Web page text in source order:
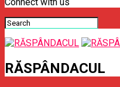
RĂSPÂNDACUL